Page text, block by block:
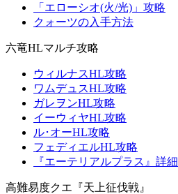
「エローシオ(火/光)」攻略
クォーツの入手方法
六竜HLマルチ攻略
ウィルナスHL攻略
ワムデュスHL攻略
ガレヲンHL攻略
イーウィヤHL攻略
ル･オーHL攻略
フェディエルHL攻略
『エーテリアルプラス』詳細
高難易度クエ『天上征伐戦』